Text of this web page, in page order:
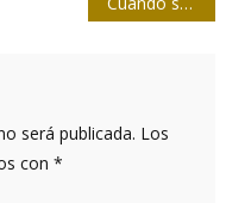
será publicada. Los
con *